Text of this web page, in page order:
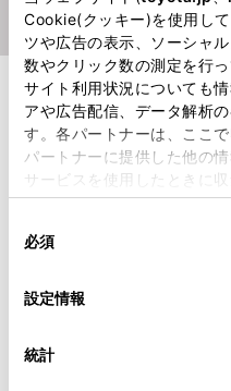
Cookie(クッキー)を使用し
ツや広告の表示、ソーシャ
数やクリック数の測定を行
サイト利用状況についても
アや広告配信、データ解析
す。各パートナーは、ここ
パートナーに提供した他の
サービスを使用したときに
使用することがあります。
デバイスにすべてのCookie(
意したことになります。
設定の変更、同意を撤回し
「Cookie（クッキー）情報
必須
設定情報
統計
24時間365日、ク
フォンやトヨタと
安心にお乗りいた
お客さまの声
急な